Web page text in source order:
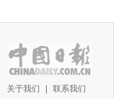
关于我们 联系我们